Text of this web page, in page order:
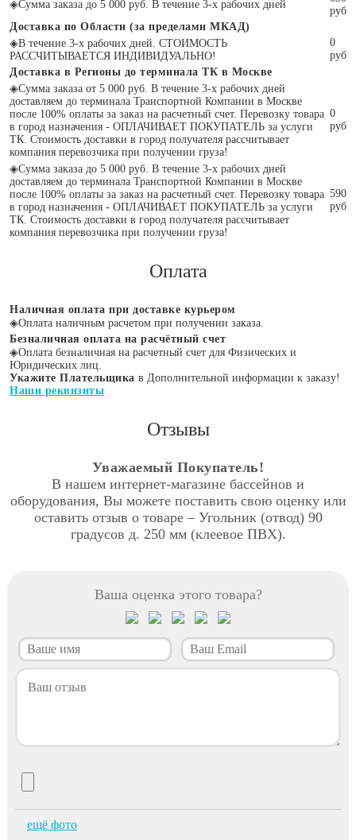
◈Сумма заказа до 5 000 руб. В течение 3-х рабочих дней
руб
Доставка по Области (за пределами МКАД)
◈В течение 3-х рабочих дней. СТОИМОСТЬ
РАССЧИТЫВАЕТСЯ ИНДИВИДУАЛЬНО!
0
руб
Доставка в Регионы до терминала ТК в Москве
◈Сумма заказа от 5 000 руб. В течение 3-х рабочих дней
доставляем до терминала Транспортной Компании в Москве
после 100% оплаты за заказ на расчетный счет. Перевозку товара
в город назначения - ОПЛАЧИВАЕТ ПОКУПАТЕЛЬ за услуги
ТК. Стоимость доставки в город получателя рассчитывает
компания перевозчика при получении груза!
0
руб
◈Сумма заказа до 5 000 руб. В течение 3-х рабочих дней
доставляем до терминала Транспортной Компании в Москве
после 100% оплаты за заказ на расчетный счет. Перевозку товара
в город назначения - ОПЛАЧИВАЕТ ПОКУПАТЕЛЬ за услуги
ТК. Стоимость доставки в город получателя рассчитывает
компания перевозчика при получении груза!
590
руб
Оплата
Наличная оплата при доставке курьером
◈Оплата наличным расчетом при получении заказа.
Безналичная оплата на расчётный счет
◈Оплата безналичная на расчетный счет для Физических и
Юридических лиц.
Укажите Плательщика в Дополнительной информации к заказу!
Наши реквизиты
Отзывы
Уважаемый Покупатель!
В нашем интернет-магазине бассейнов и
оборудования, Вы можете поставить свою оценку или
оставить отзыв о товаре – Угольник (отвод) 90
градусов д. 250 мм (клеевое ПВХ).
Ваша оценка этого товара?
ещё фото